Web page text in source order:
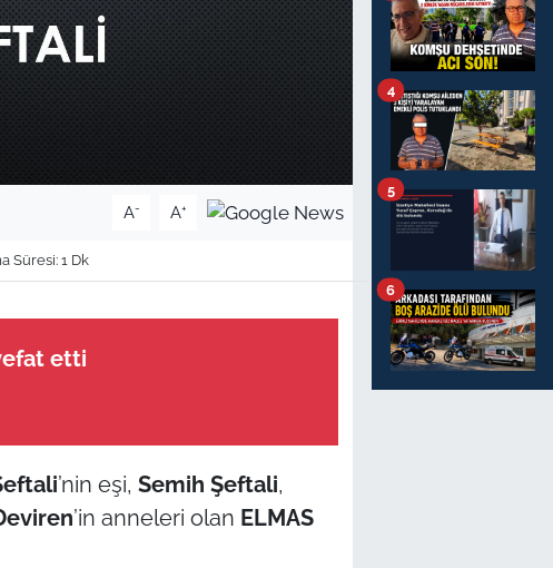
A- A+
Süresi: 1 Dk
etti
’nin eşi, Semih Şeftali,
’in anneleri olan ELMAS
4
5
6